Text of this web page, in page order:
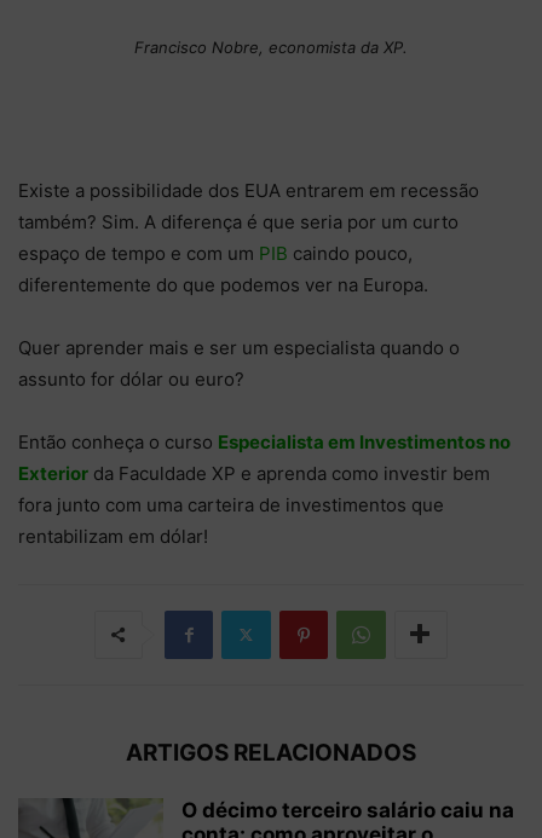
Francisco Nobre, economista da XP.
Existe a possibilidade dos EUA entrarem em recessão
também? Sim. A diferença é que seria por um curto
espaço de tempo e com um PIB caindo pouco,
diferentemente do que podemos ver na Europa.
Quer aprender mais e ser um especialista quando o
assunto for dólar ou euro?
Então conheça o curso Especialista em Investimentos no
Exterior da Faculdade XP e aprenda como investir bem
fora junto com uma carteira de investimentos que
rentabilizam em dólar!
ARTIGOS RELACIONADOS
O décimo terceiro salário caiu na